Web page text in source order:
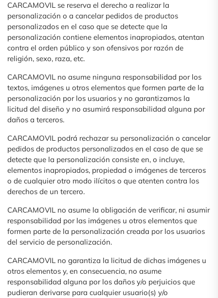
CARCAMOVIL se reserva el derecho a realizar la
personalización o a cancelar pedidos de productos
personalizados en el caso que se detecte que la
personalización contiene elementos inapropiados, atentan
contra el orden público y son ofensivos por razón de
religión, sexo, raza, etc.
CARCAMOVIL no asume ninguna responsabilidad por los
textos, imágenes u otros elementos que formen parte de la
personalización por los usuarios y no garantizamos la
licitud del diseño y no asumirá responsabilidad alguna por
daños a terceros.
CARCAMOVIL podrá rechazar su personalización o cancelar
pedidos de productos personalizados en el caso de que se
detecte que la personalización consiste en, o incluye,
elementos inapropiados, propiedad o imágenes de terceros
o de cualquier otro modo ilícitos o que atenten contra los
derechos de un tercero.
CARCAMOVIL no asume la obligación de verificar, ni asumir
responsabilidad por las imágenes u otros elementos que
formen parte de la personalización creada por los usuarios
del servicio de personalización.
CARCAMOVIL no garantiza la licitud de dichas imágenes u
otros elementos y, en consecuencia, no asume
responsabilidad alguna por los daños y/o perjuicios que
pudieran derivarse para cualquier usuario(s) y/o